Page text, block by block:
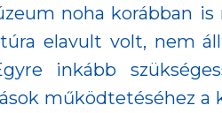
noha korábban
elavult volt, nem
inkább
működtetéséhez